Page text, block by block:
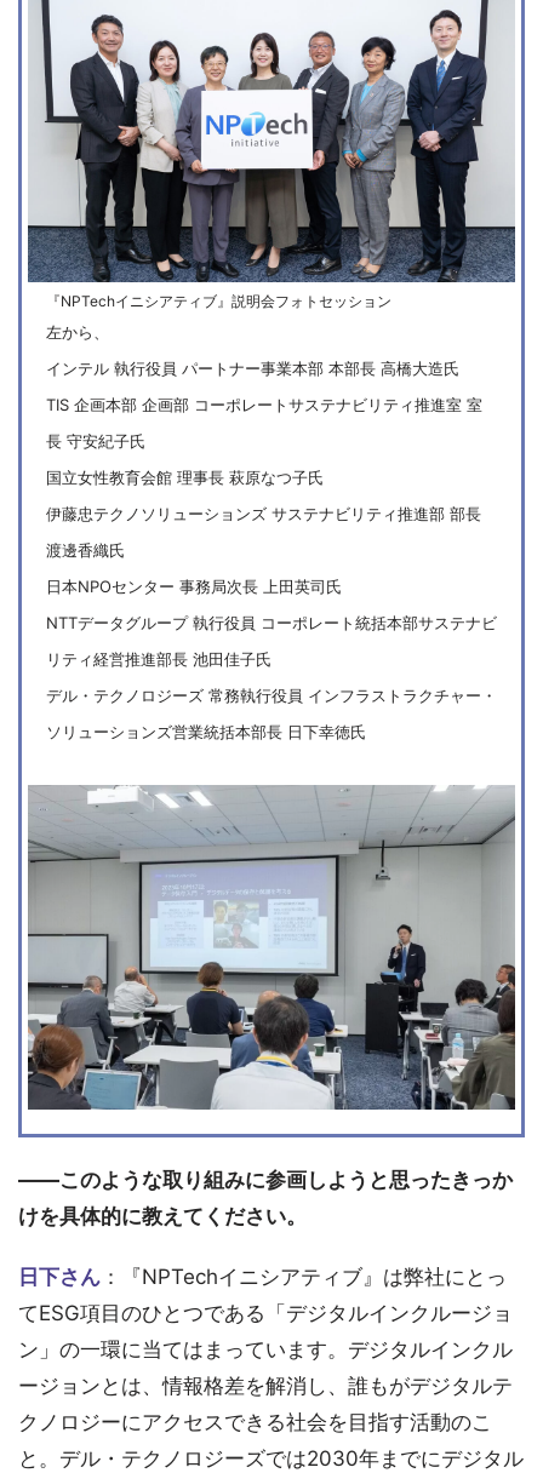
『NPTechイニシアティブ』説明会フォトセッション
左から、
インテル 執行役員 パートナー事業本部 本部長 高橋大造氏
TIS 企画本部 企画部 コーポレートサステナビリティ推進室 室
長 守安紀子氏
国立女性教育会館 理事長 萩原なつ子氏
伊藤忠テクノソリューションズ サステナビリティ推進部 部長
渡邊香織氏
日本NPOセンター 事務局次長 上田英司氏
NTTデータグループ 執行役員 コーポレート統括本部サステナビ
リティ経営推進部長 池田佳子氏
デル・テクノロジーズ 常務執行役員 インフラストラクチャー・
ソリューションズ営業統括本部長 日下幸徳氏
――このような取り組みに参画しようと思ったきっか
けを具体的に教えてください。
日下さん ：『NPTechイニシアティブ』は弊社にとっ
てESG項目のひとつである「デジタルインクルージョ
ン」の一環に当てはまっています。デジタルインクル
ージョンとは、情報格差を解消し、誰もがデジタルテ
クノロジーにアクセスできる社会を目指す活動のこ
と。デル・テクノロジーズでは2030年までにデジタル